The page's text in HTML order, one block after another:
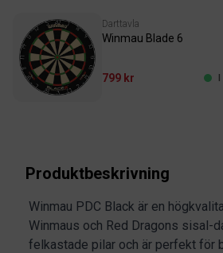
Darttavla
Winmau Blade 6
799 kr
Produktbeskrivning
Winmau PDC Black är en
Winmaus och Red Dragons sisal-
felkastade pilar och är perfekt för